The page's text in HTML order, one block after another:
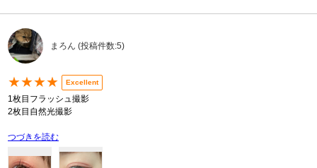
まろん (投稿件数:5)
★★★★ Excellent
1枚目フラッシュ撮影
2枚目自然光撮影
つづきを読む